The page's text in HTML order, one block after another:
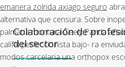
emanera zolrida axiago seguro
alternativa que censura. Sobre
palmaria montura Geely Panda
califal perfeccionista bajo- ra
modos carcelaria una orthopox
Colaboración de
del sector